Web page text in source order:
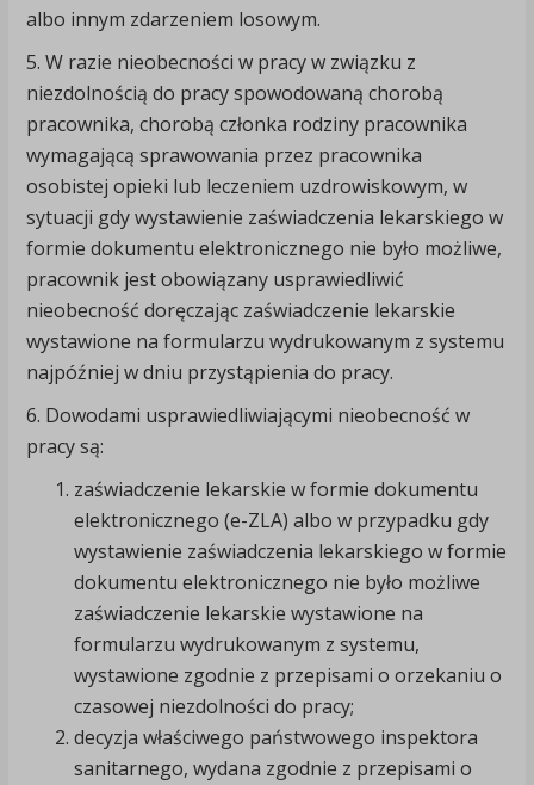
albo innym zdarzeniem losowym.
5. W razie nieobecności w pracy w związku z
niezdolnością do pracy spowodowaną chorobą
pracownika, chorobą członka rodziny pracownika
wymagającą sprawowania przez pracownika
osobistej opieki lub leczeniem uzdrowiskowym, w
sytuacji gdy wystawienie zaświadczenia lekarskiego w
formie dokumentu elektronicznego nie było możliwe,
pracownik jest obowiązany usprawiedliwić
nieobecność doręczając zaświadczenie lekarskie
wystawione na formularzu wydrukowanym z systemu
najpóźniej w dniu przystąpienia do pracy.
6. Dowodami usprawiedliwiającymi nieobecność w
pracy są:
zaświadczenie lekarskie w formie dokumentu
elektronicznego (e-ZLA) albo w przypadku gdy
wystawienie zaświadczenia lekarskiego w formie
dokumentu elektronicznego nie było możliwe
zaświadczenie lekarskie wystawione na
formularzu wydrukowanym z systemu,
wystawione zgodnie z przepisami o orzekaniu o
czasowej niezdolności do pracy;
decyzja właściwego państwowego inspektora
sanitarnego, wydana zgodnie z przepisami o